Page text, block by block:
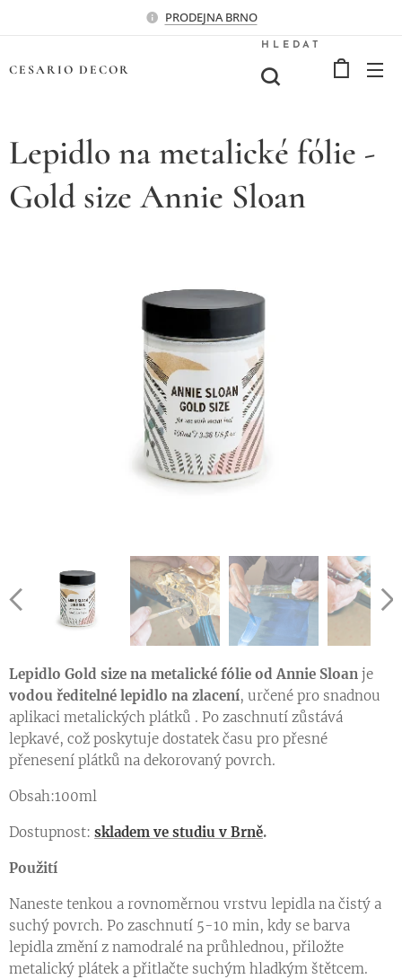
PRODEJNA BRNO
CESARIO DECOR
HLEDAT
Lepidlo na metalické fólie -
Gold size Annie Sloan
Lepidlo Gold size na metalické fólie od Annie Sloan je
vodou ředitelné lepidlo na zlacení, určené pro snadnou
aplikaci metalických plátků . Po zaschnutí zůstává
lepkavé, což poskytuje dostatek času pro přesné
přenesení plátků na dekorovaný povrch.
Obsah:100ml
Dostupnost: skladem ve studiu v Brně.
Použití
Naneste tenkou a rovnoměrnou vrstvu lepidla na čistý a
suchý povrch. Po zaschnutí 5-10 min, kdy se barva
lepidla změní z namodralé na průhlednou, přiložte
metalický plátek a přitlačte suchým hladkým štětcem.